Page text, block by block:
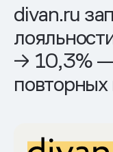
divan.ru
→ 10,3% —
повторных